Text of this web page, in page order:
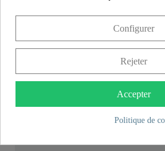
Caractéristiques du produit
Contenu de la livraison
Configurer
Rejeter
Accepter
Politique de